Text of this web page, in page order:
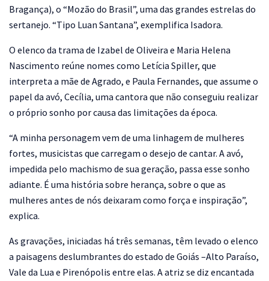
Bragança), o “Mozão do Brasil”, uma das grandes estrelas do
sertanejo. “Tipo Luan Santana”, exemplifica Isadora.
O elenco da trama de Izabel de Oliveira e Maria Helena
Nascimento reúne nomes como Letícia Spiller, que
interpreta a mãe de Agrado, e Paula Fernandes, que assume o
papel da avó, Cecília, uma cantora que não conseguiu realizar
o próprio sonho por causa das limitações da época.
“A minha personagem vem de uma linhagem de mulheres
fortes, musicistas que carregam o desejo de cantar. A avó,
impedida pelo machismo de sua geração, passa esse sonho
adiante. É uma história sobre herança, sobre o que as
mulheres antes de nós deixaram como força e inspiração”,
explica.
As gravações, iniciadas há três semanas, têm levado o elenco
a paisagens deslumbrantes do estado de Goiás –Alto Paraíso,
Vale da Lua e Pirenópolis entre elas. A atriz se diz encantada